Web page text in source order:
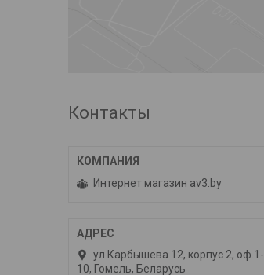
Контакты
Интернет магазин av3.by
ул Карбышева 12, корпус 2, оф.1-
10, Гомель, Беларусь